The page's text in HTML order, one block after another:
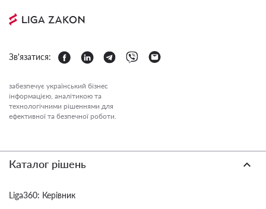
Зв'язатися:
забезпечує український бізнес
інформацією, аналітикою та
технологічними рішеннями для
ефективної та безпечної роботи.
Каталог рішень
Liga360: Керівник